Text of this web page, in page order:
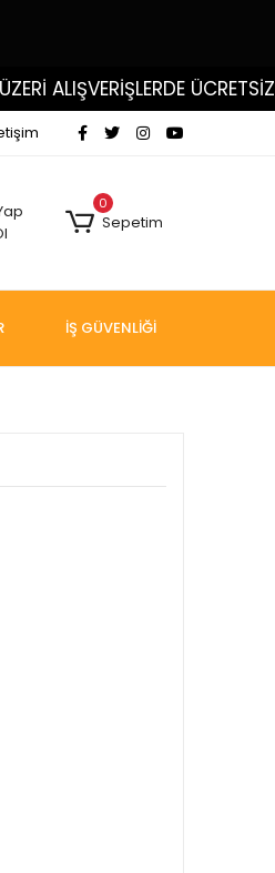
ALIŞVERİŞLERDE ÜCRETSİZ
0
Sepetim
İŞ GÜVENLİĞİ